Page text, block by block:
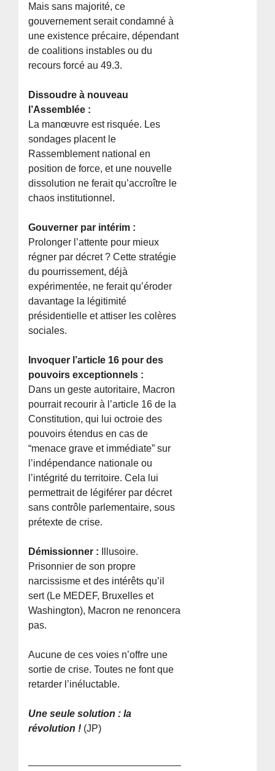
Mais sans majorité, ce
gouvernement serait condamné à
une existence précaire, dépendant
de coalitions instables ou du
recours forcé au 49.3.
Dissoudre à nouveau
l’Assemblée :
La manœuvre est risquée. Les
sondages placent le
Rassemblement national en
position de force, et une nouvelle
dissolution ne ferait qu’accroître le
chaos institutionnel.
Gouverner par intérim :
Prolonger l’attente pour mieux
régner par décret ? Cette stratégie
du pourrissement, déjà
expérimentée, ne ferait qu’éroder
davantage la légitimité
présidentielle et attiser les colères
sociales.
Invoquer l’article 16 pour des
pouvoirs exceptionnels :
Dans un geste autoritaire, Macron
pourrait recourir à l’article 16 de la
Constitution, qui lui octroie des
pouvoirs étendus en cas de
“menace grave et immédiate” sur
l’indépendance nationale ou
l’intégrité du territoire. Cela lui
permettrait de légiférer par décret
sans contrôle parlementaire, sous
prétexte de crise.
Démissionner : Illusoire.
Prisonnier de son propre
narcissisme et des intérêts qu’il
sert (Le MEDEF, Bruxelles et
Washington), Macron ne renoncera
pas.
Aucune de ces voies n’offre une
sortie de crise. Toutes ne font que
retarder l’inéluctable.
Une seule solution : la
révolution ! (JP)